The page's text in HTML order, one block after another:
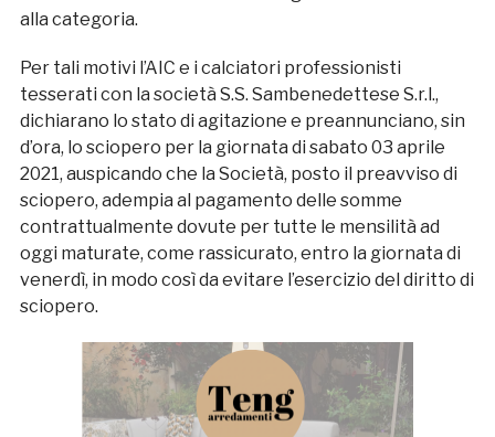
alla categoria.
Per tali motivi l’AIC e i calciatori professionisti
tesserati con la società S.S. Sambenedettese S.r.l.,
dichiarano lo stato di agitazione e preannunciano, sin
d’ora, lo sciopero per la giornata di sabato 03 aprile
2021, auspicando che la Società, posto il preavviso di
sciopero, adempia al pagamento delle somme
contrattualmente dovute per tutte le mensilità ad
oggi maturate, come rassicurato, entro la giornata di
venerdì, in modo così da evitare l’esercizio del diritto di
sciopero.